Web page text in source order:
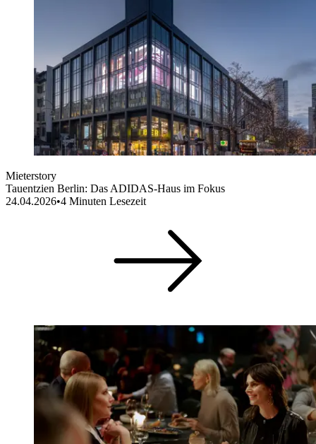
Mieterstory
Tauentzien Berlin: Das ADIDAS-Haus im Fokus
24.04.2026•4 Minuten Lesezeit